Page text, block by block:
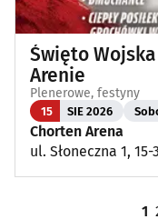
Święto
Arenie
Plenerowe, festyny
15 SIE 2026
Chorten Arena
ul. Słoneczna 1,
1